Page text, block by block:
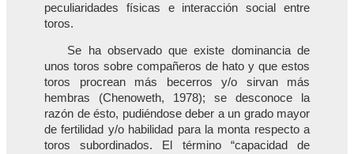
peculiaridades físicas e interacción social entre
toros.
Se ha observado que existe dominancia de
unos toros sobre compañeros de hato y que estos
toros procrean más becerros y/o sirvan más
hembras (Chenoweth, 1978); se desconoce la
razón de ésto, pudiéndose deber a un grado mayor
de fertilidad y/o habilidad para la monta respecto a
toros subordinados. El término “capacidad de